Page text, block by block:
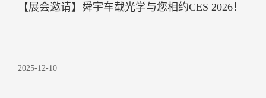
【展会邀请】舜宇车载光学与您相约CES 2026！
2025-12-10